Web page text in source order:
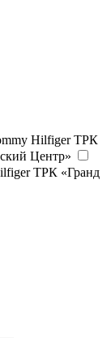
Hilfiger ТРК
Центр»
ТРК «Гранд